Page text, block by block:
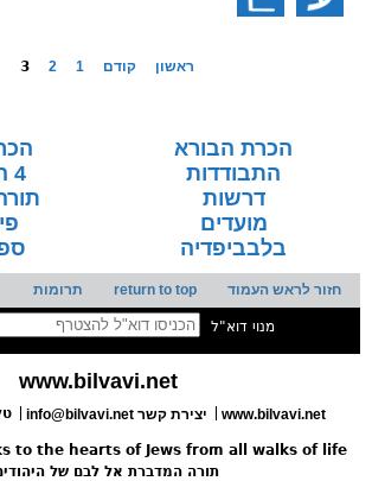
ראשון קודם 1
2
3
הכרת הבורא
התבודדות
4 היסודות
דרשות
מועדים
בלבביפדיה
חזור לראש העמוד return to top תרומות
מנוי דוא"ל
www.bilvavi.net
www.bilvavi.net info@bilvavi.net יצירת קשר טל.
to the hearts of Jews from all walks of life
תורה המדברת אל לבם של